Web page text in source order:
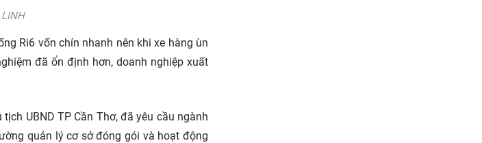
Ri6 vốn chín nhanh nên khi xe hàng ùn
đã ổn định hơn, doanh nghiệp xuất
UBND TP Cần Thơ, đã yêu cầu ngành
quản lý cơ sở đóng gói và hoạt động